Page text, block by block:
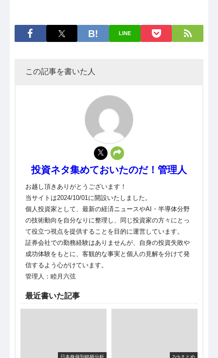
LINE
この記事を書いた人
投資ネタ集めておいたのだ！管理人
お越し頂きありがとうございます！
当サイトは2024/10/01に開設いたしました。
個人投資家として、最新の経済ニュースやAI・半導体分野
の技術動向を自分なりに整理し、同じ投資家の方々にとっ
て役立つ視点を提供することを目的に運営しています。
証券会社での勤務経験はありませんが、自身の投資失敗や
成功体験をもとに、客観的な事実と個人の見解を分けて発
信するよう心がけています。
管理人：睦月六弦
最近書いた記事
日本株個別銘柄分析 2chまとめ